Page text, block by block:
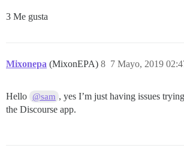
3 Me gusta
Mixonepa (MixonEPA) 7 Mayo, 2019
8
Hello @sam , yes I’m just having issues
the Discourse app.